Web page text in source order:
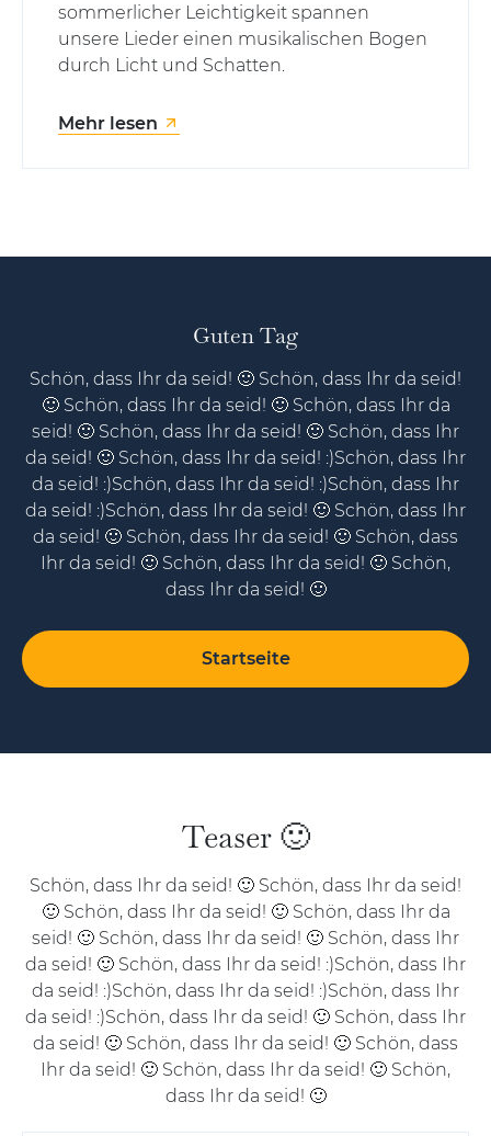
sommerlicher Leichtigkeit spannen
unsere Lieder einen musikalischen Bogen
durch Licht und Schatten.
Mehr lesen
Guten Tag
Schön, dass Ihr da seid! 🙂 Schön, dass Ihr da seid!
🙂 Schön, dass Ihr da seid! 🙂 Schön, dass Ihr da
seid! 🙂 Schön, dass Ihr da seid! 🙂 Schön, dass Ihr
da seid! 🙂 Schön, dass Ihr da seid! :)Schön, dass Ihr
da seid! :)Schön, dass Ihr da seid! :)Schön, dass Ihr
da seid! :)Schön, dass Ihr da seid! 🙂 Schön, dass Ihr
da seid! 🙂 Schön, dass Ihr da seid! 🙂 Schön, dass
Ihr da seid! 🙂 Schön, dass Ihr da seid! 🙂 Schön,
dass Ihr da seid! 🙂
Startseite
Teaser 🙂
Schön, dass Ihr da seid! 🙂 Schön, dass Ihr da seid!
🙂 Schön, dass Ihr da seid! 🙂 Schön, dass Ihr da
seid! 🙂 Schön, dass Ihr da seid! 🙂 Schön, dass Ihr
da seid! 🙂 Schön, dass Ihr da seid! :)Schön, dass Ihr
da seid! :)Schön, dass Ihr da seid! :)Schön, dass Ihr
da seid! :)Schön, dass Ihr da seid! 🙂 Schön, dass Ihr
da seid! 🙂 Schön, dass Ihr da seid! 🙂 Schön, dass
Ihr da seid! 🙂 Schön, dass Ihr da seid! 🙂 Schön,
dass Ihr da seid! 🙂